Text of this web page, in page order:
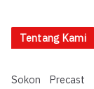
Tentang Kami
Sokon Precast